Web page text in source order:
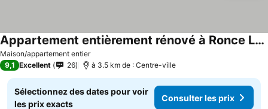
Maison/appartement entier
Appartement entièrement rénové à Ronce Les Bains avec jardin
9,1 Excellent 26 à 3.5 km de : Centre-ville
Sélectionnez des dates pour voir
les prix exacts
Consulter les prix